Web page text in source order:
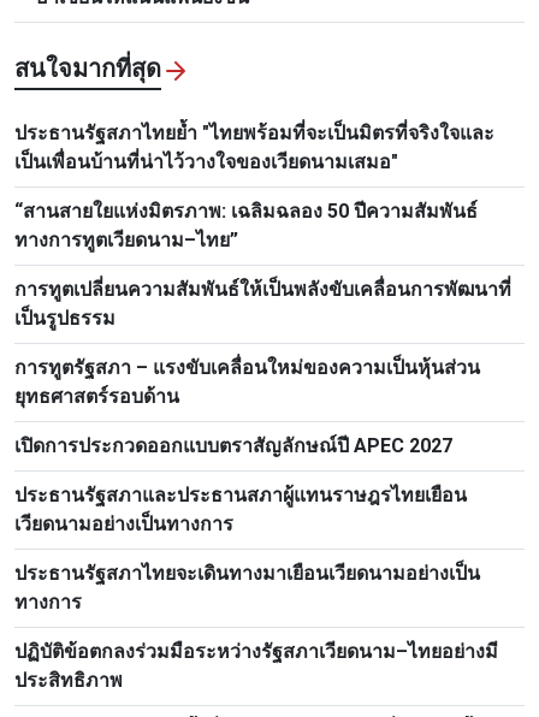
สนใจมากที่สุด
ประธานรัฐสภาไทยย้ำ "ไทยพร้อมที่จะเป็นมิตรที่จริงใจและ
เป็นเพื่อนบ้านที่น่าไว้วางใจของเวียดนามเสมอ"
“สานสายใยแห่งมิตรภาพ: เฉลิมฉลอง 50 ปีความสัมพันธ์
ทางการทูตเวียดนาม–ไทย”
การทูตเปลี่ยนความสัมพันธ์ให้เป็นพลังขับเคลื่อนการพัฒนาที่
เป็นรูปธรรม
การทูตรัฐสภา – แรงขับเคลื่อนใหม่ของความเป็นหุ้นส่วน
ยุทธศาสตร์รอบด้าน
เปิดการประกวดออกแบบตราสัญลักษณ์ปี APEC 2027
ประธานรัฐสภาและประธานสภาผู้แทนราษฎรไทยเยือน
เวียดนามอย่างเป็นทางการ
ประธานรัฐสภาไทยจะเดินทางมาเยือนเวียดนามอย่างเป็น
ทางการ
ปฏิบัติข้อตกลงร่วมมือระหว่างรัฐสภาเวียดนาม–ไทยอย่างมี
ประสิทธิภาพ